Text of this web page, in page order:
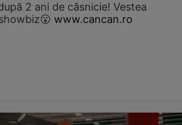
2 ani de căsnicie! Vestea
www.cancan.ro